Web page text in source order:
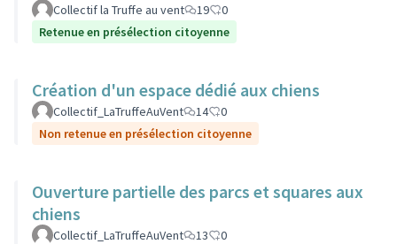
Collectif la Truffe au vent 19
0
Retenue en présélection citoyenne
Création d'un espace dédié aux chiens
Collectif_LaTruffeAuVent 14
0
Non retenue en présélection citoyenne
Ouverture partielle des parcs et squares aux
chiens
Collectif_LaTruffeAuVent 13
0